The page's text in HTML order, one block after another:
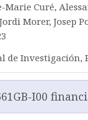
Marie Curé,
Morer, Josep
de Investigación,
I00